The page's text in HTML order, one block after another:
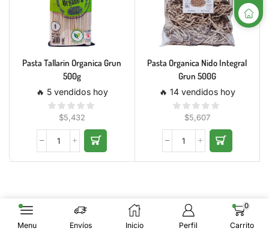
Pasta Tallarin Organica Grun
500g
🔥 5 vendidos hoy
$5,432
Pasta Organica Nido Integral
Grun 500G
🔥 14 vendidos hoy
$5,607
Menu Envíos Inicio Perfil
0
Carrito